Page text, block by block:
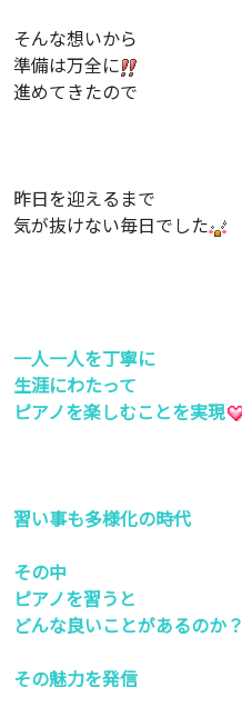
そんな想いから
準備は万全に
進めてきたので
昨日を迎えるまで
気が抜けない毎日でした
一人一人を丁寧に
生涯にわたって
ピアノを楽しむことを実現
習い事も多様化の時代
その中
ピアノを習うと
どんな良いことがあるのか？
その魅力を発信